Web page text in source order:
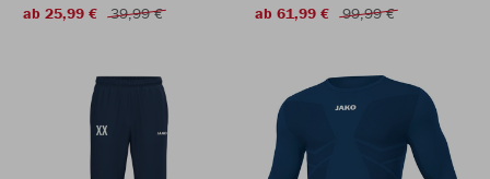
ab 25,99 €
39,99 €
ab 61,99 €
99,99 €